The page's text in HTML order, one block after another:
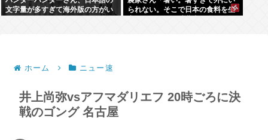
文字量が多すぎて海外版の方がい
られない。そこで日本の食料を生
ホーム ニュー速
井上尚弥vsアフマダリエフ 20時ごろに決
戦のゴング 名古屋